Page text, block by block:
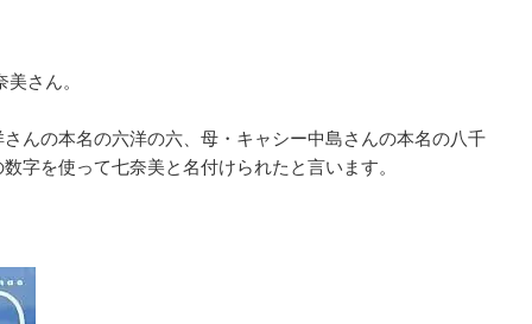
さん。
んの本名の六洋の六、母・キャシー中島さんの本名の八千
字を使って七奈美と名付けられたと言います。